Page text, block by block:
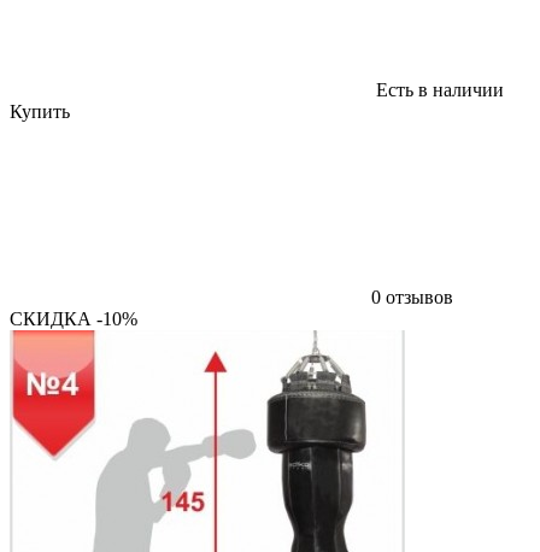
Есть в наличии
Купить
0 отзывов
СКИДКА -10%